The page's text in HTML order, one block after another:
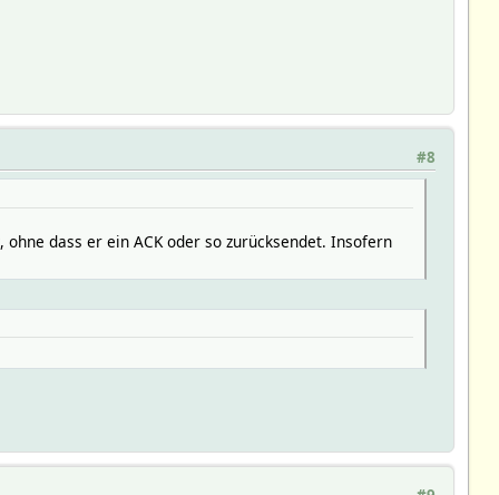
#8
dass er ein ACK oder so zurücksendet. Insofern